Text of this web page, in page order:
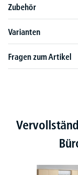
Zubehör
Varianten
Fragen zum Artikel
Produktgalerie